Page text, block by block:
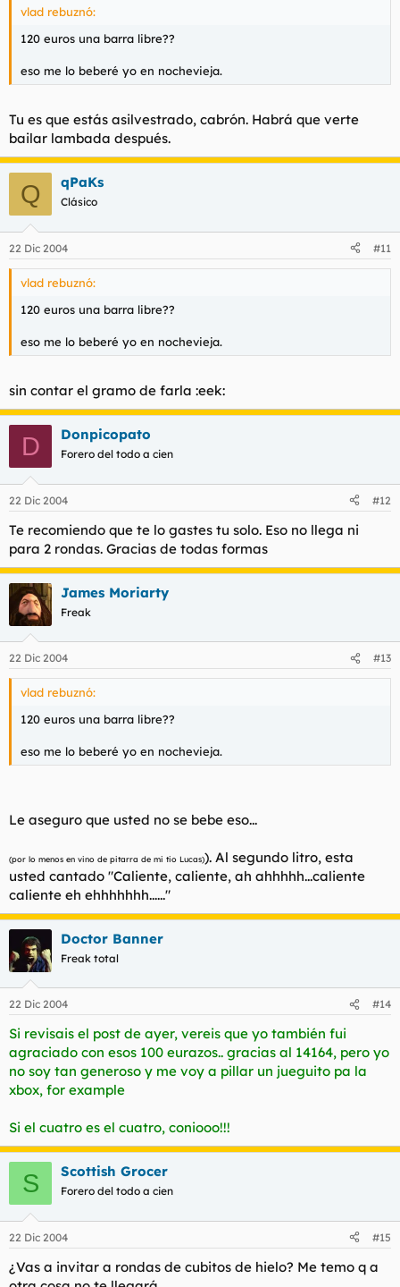
vlad rebuznó:
120 euros una barra libre??
eso me lo beberé yo en nochevieja.
Tu es que estás asilvestrado, cabrón. Habrá que verte
bailar lambada después.
Q qPaKs
Clásico
22 Dic 2004 #11
vlad rebuznó:
120 euros una barra libre??
eso me lo beberé yo en nochevieja.
sin contar el gramo de farla :eek:
D Donpicopato
Forero del todo a cien
22 Dic 2004 #12
Te recomiendo que te lo gastes tu solo. Eso no llega ni
para 2 rondas. Gracias de todas formas
James Moriarty
Freak
22 Dic 2004 #13
vlad rebuznó:
120 euros una barra libre??
eso me lo beberé yo en nochevieja.
Le aseguro que usted no se bebe eso...
(por lo menos en vino de pitarra de mi tio Lucas)). Al segundo litro, esta
usted cantado "Caliente, caliente, ah ahhhhh...caliente
caliente eh ehhhhhhh......"
Doctor Banner
Freak total
22 Dic 2004 #14
Si revisais el post de ayer, vereis que yo también fui
agraciado con esos 100 eurazos.. gracias al 14164, pero yo
no soy tan generoso y me voy a pillar un jueguito pa la
xbox, for example
Si el cuatro es el cuatro, coniooo!!!
S Scottish Grocer
Forero del todo a cien
22 Dic 2004 #15
¿Vas a invitar a rondas de cubitos de hielo? Me temo q a